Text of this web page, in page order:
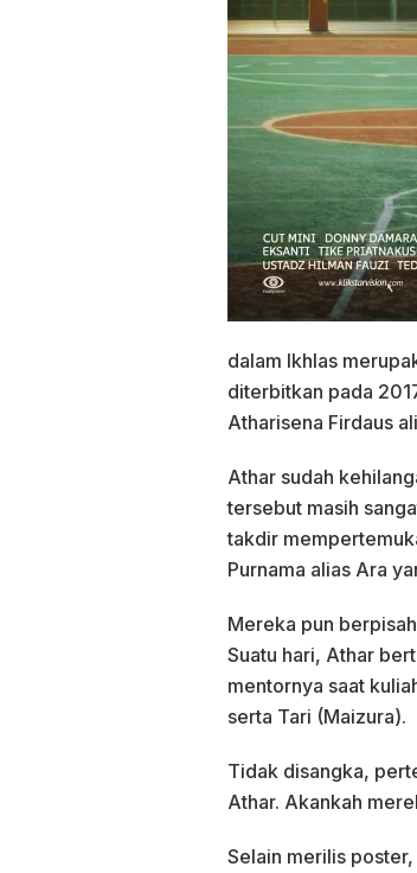
dalam Ikhlas
diterbitkan pada
Atharisena Firdaus
Athar sudah
tersebut masih
takdir
Purnama alias Ara
Mereka pun
Suatu hari, Athar
mentornya saat
serta Tari (Maizura).
Tidak disangka,
Athar. Akankah
Selain merilis